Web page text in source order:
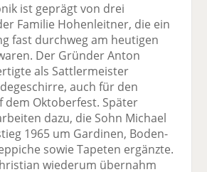
ist geprägt von drei
Familie Hohenleitner, die ein
fast durchweg am heutigen
Der Gründer Anton
als Sattlermeister
auch für den
dem Oktoberfest. Später
dazu, die Sohn Michael
1965 um Gardinen, Boden­
sowie Tapeten ergänzte.
wiederum übernahm